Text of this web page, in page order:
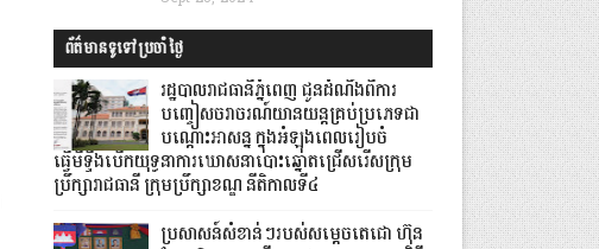
ព័ត៌មានទូទៅប្រចាំថ្ងៃ
រដ្ឋបាលរាជធានីភ្នំពេញ ជូនដំណឹងពីការ
បញ្ចៀសចរាចរណ៍យានយន្តគ្រប់ប្រភេទជា
បណ្តោះអាសន្ន ក្នុងអំឡុងពេលរៀបចំ
ធ្វើមីទ្ទីងបើកយុទ្ធនាការឃោសនាបោះឆ្នោតជ្រើសរើសក្រុម
ប្រឹក្សារាជធានី ក្រុមប្រឹក្សាខណ្ឌ នីតិកាលទី៤
ប្រសាសន៍សំខាន់ៗរបស់សម្តេចតេជោ ហ៊ុន